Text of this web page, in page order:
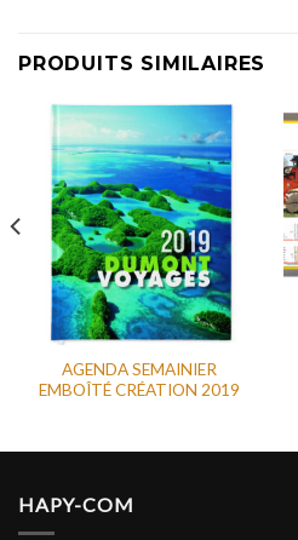
PRODUITS SIMILAIRES
AGENDA SEMAINIER
EMBOÎTÉ CRÉATION 2019
HAPY-COM